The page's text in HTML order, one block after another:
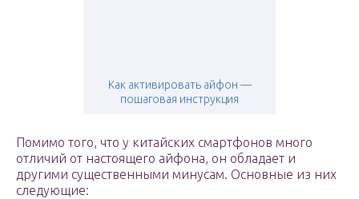
Как активировать айфон —
пошаговая инструкция
Помимо того, что у китайских смартфонов много
отличий от настоящего айфона, он обладает и
другими существенными минусам. Основные из них
следующие: